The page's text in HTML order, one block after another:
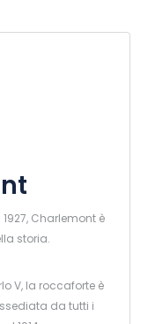
Charlemont è
storia.
V, la roccaforte è
da tutti i